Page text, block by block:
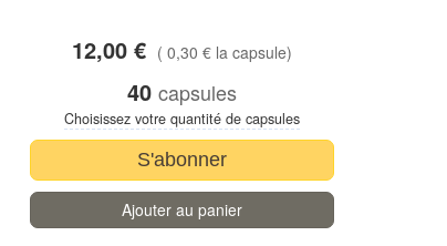
12,00 € ( 0,30 € la capsule)
40 capsules
Choisissez votre quantité de capsules
S'abonner
Ajouter au panier